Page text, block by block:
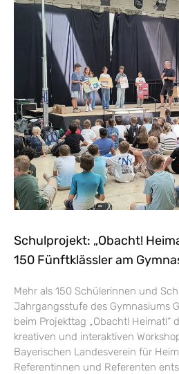
Schulprojekt: „Obacht!
150 Fünftklässler am
Mehr als 150 Schülerinnen und
Jahrgangsstufe des Gymnasiums
beim Projekttag „Obacht! Heimat!“
kreativen und interaktiven
Bayerischen Landesverein für
Referentinnen und Referenten